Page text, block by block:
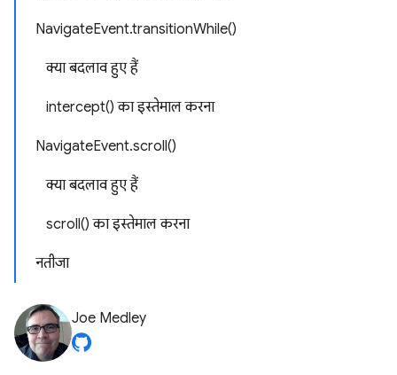
NavigateEvent.transitionWhile()
क्या बदलाव हुए हैं
intercept() का इस्तेमाल करना
NavigateEvent.scroll()
क्या बदलाव हुए हैं
scroll() का इस्तेमाल करना
नतीजा
Joe Medley